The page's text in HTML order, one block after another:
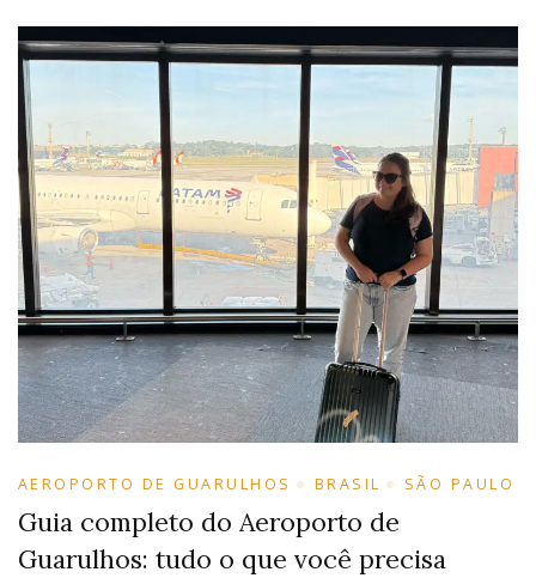
AEROPORTO DE GUARULHOS BRASIL SÃO PAULO
Guia completo do Aeroporto de
Guarulhos: tudo o que você precisa